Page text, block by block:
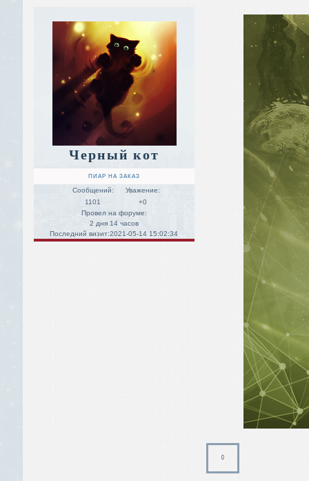
Черный кот
ПИАР НА ЗАКАЗ
Сообщений:
1101
Уважение:
+0
Провел на форуме:
2 дня 14 часов
Последний визит:2021-05-14 15:02:34
0